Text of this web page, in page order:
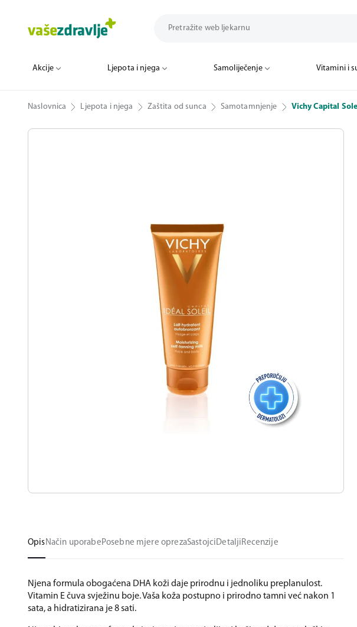
Akcije Ljepota i njega Samoliječenje Vitamini i
Naslovnica Ljepota i njega Zaštita od sunca Samotamnjenje Vichy Capital
OpisNačin uporabePosebne mjere oprezaSastojciDetaljiRecenzije
Njena formula obogaćena DHA koži daje prirodnu i jednoliku preplanulost.
Vitamin E čuva svježinu boje. Vaša koža postupno i prirodno tamni već nakon 1
sata, a hidratizirana je 8 sati.